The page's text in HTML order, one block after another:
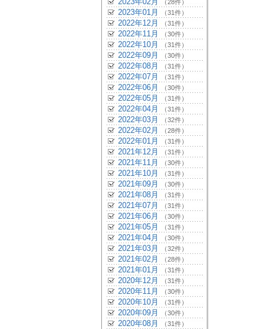
（28件）
2023年01月 （31件）
2022年12月 （31件）
2022年11月 （30件）
2022年10月 （31件）
2022年09月 （30件）
2022年08月 （31件）
2022年07月 （31件）
2022年06月 （30件）
2022年05月 （31件）
2022年04月 （31件）
2022年03月 （32件）
2022年02月 （28件）
2022年01月 （31件）
2021年12月 （31件）
2021年11月 （30件）
2021年10月 （31件）
2021年09月 （30件）
2021年08月 （31件）
2021年07月 （31件）
2021年06月 （30件）
2021年05月 （31件）
2021年04月 （30件）
2021年03月 （32件）
2021年02月 （28件）
2021年01月 （31件）
2020年12月 （31件）
2020年11月 （30件）
2020年10月 （31件）
2020年09月 （30件）
2020年08月 （31件）